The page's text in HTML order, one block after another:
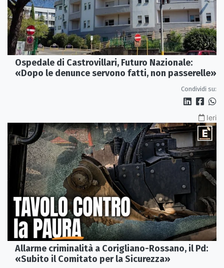
Ospedale di Castrovillari, Futuro Nazionale:
«Dopo le denunce servono fatti, non passerelle»
Condividi su:
Ieri
Allarme criminalità a Corigliano-Rossano, il Pd:
«Subito il Comitato per la Sicurezza»